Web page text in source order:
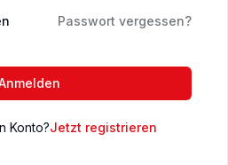
Passwort vergessen?
Konto?Jetzt registrieren